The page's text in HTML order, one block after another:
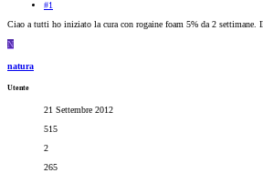
#1
Ciao a tutti ho iniziato la cura con rogaine foam 5% da 2
N
natura
Utente
21 Settembre 2012
515
2
265